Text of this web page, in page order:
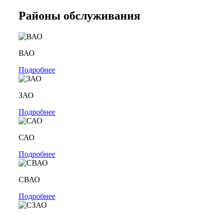
Районы обслуживания
ВАО
Подробнее
ЗАО
Подробнее
САО
Подробнее
СВАО
Подробнее